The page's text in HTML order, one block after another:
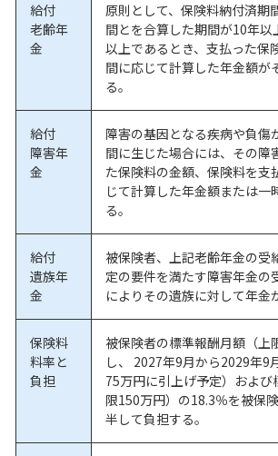
給付
老齢年
金
原則として、保険料納付済期
間とを合算した期間が10年以
以上であるとき、支払った保
間に応じて計算した年金額が
る。
給付
障害年
金
障害の基因となる疾病や負傷
間に生じた場合には、その障
た保険料の金額、保険料を支
じて計算した年金額または一
る。
給付
遺族年
金
被保険者、上記老齢年金の受
定の要件を満たす障害年金の
によりその遺族に対して年金
保険料
料率と
負担
被保険者の標準報酬月額（上
し、 2027年9月から2029年9
75万円に引上げ予定）および
限150万円）の18.3％を被保
半して負担する。